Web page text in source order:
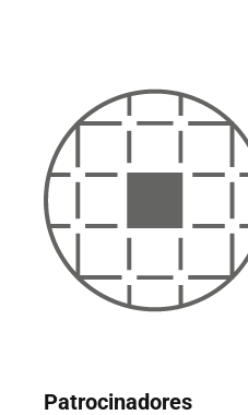
Patrocinadores